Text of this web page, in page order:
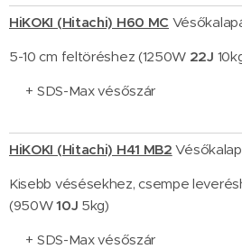
HiKOKI (Hitachi) H60 MC
5-10 cm feltöréshez (1250W 22J
+ SDS-Max vésőszár
HiKOKI (Hitachi) H41 MB2
Kisebb vésésekhez, csempe
(950W10J 5kg)
+ SDS-Max vésőszár